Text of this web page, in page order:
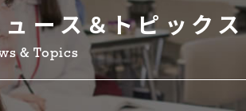
ース＆トピックス
& Topics